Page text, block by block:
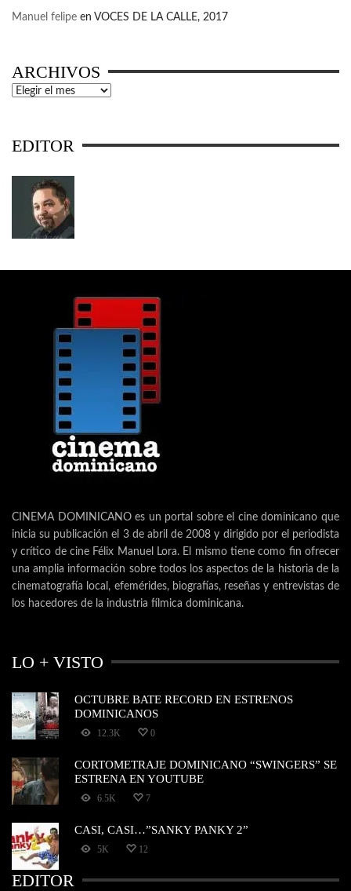
Manuel felipe en VOCES DE LA CALLE, 2017
ARCHIVOS
Archivos
EDITOR
CINEMA DOMINICANO es un portal sobre el cine dominicano que
inicia su publicación el 3 de abril de 2008 y dirigido por el periodista
y crítico de cine Félix Manuel Lora. El mismo tiene como fin ofrecer
una amplia información sobre todos los aspectos de la historia de la
cinematografía local, efemérides, biografías, reseñas y entrevistas de
los hacedores de la industria fílmica dominicana.
LO + VISTO
OCTUBRE BATE RECORD EN ESTRENOS
DOMINICANOS
12.3K 0
CORTOMETRAJE DOMINICANO “SWINGERS” SE
ESTRENA EN YOUTUBE
6.5K 7
CASI, CASI…”SANKY PANKY 2”
5K 12
EDITOR